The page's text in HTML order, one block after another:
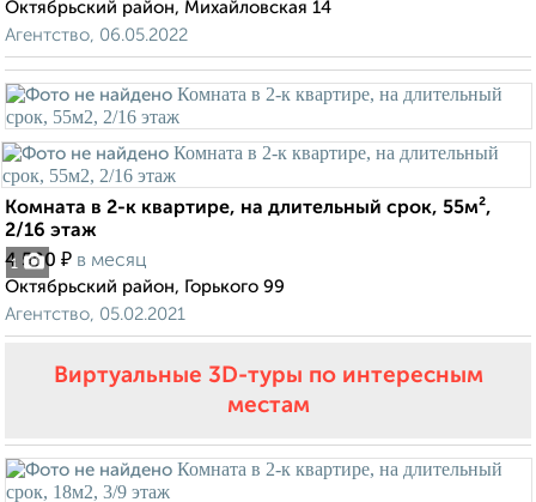
Октябрьский район, Михайловская 14
Агентство, 06.05.2022
1
Комната в 2-к квартире, на длительный срок, 55м²,
2/16 этаж
4 500 ₽ в месяц
Октябрьский район, Горького 99
Агентство, 05.02.2021
Виртуальные 3D-туры по интересным
местам